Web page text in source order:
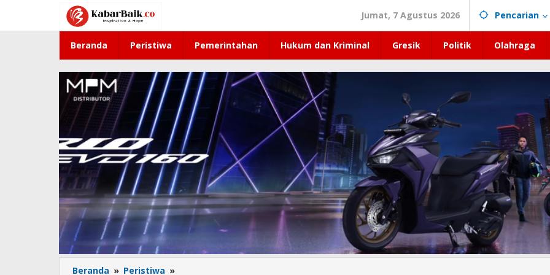
konten
Jumat, 7 Agustus 2026 Pencarian
Beranda Peristiwa Pemerintahan Hukum dan Kriminal Gresik Politik Olahraga
Beranda » Peristiwa »